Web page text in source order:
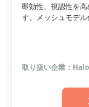
即効性、視認性を
す。メッシュモデ
影データの確認が
取り扱い企業：